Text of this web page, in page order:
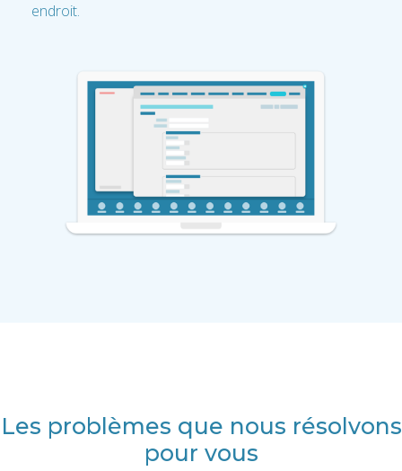
endroit.
Les problèmes que nous résolvons
pour vous